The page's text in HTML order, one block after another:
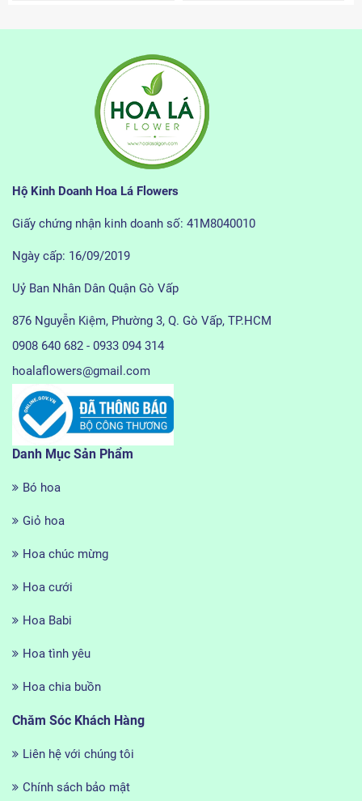
Hộ Kinh Doanh Hoa Lá Flowers
Giấy chứng nhận kinh doanh số: 41M8040010
Ngày cấp: 16/09/2019
Uỷ Ban Nhân Dân Quận Gò Vấp
876 Nguyễn Kiệm, Phường 3, Q. Gò Vấp, TP.HCM
0908 640 682 - 0933 094 314
hoalaflowers@gmail.com
Danh Mục Sản Phẩm
Bó hoa
Giỏ hoa
Hoa chúc mừng
Hoa cưới
Hoa Babi
Hoa tình yêu
Hoa chia buồn
Chăm Sóc Khách Hàng
Liên hệ với chúng tôi
Chính sách bảo mật